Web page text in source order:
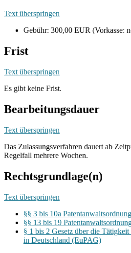
Text überspringen
Gebühr: 300,00 EUR (Vorkasse:
Frist
Text überspringen
Es gibt keine Frist.
Bearbeitungsdauer
Text überspringen
Das Zulassungsverfahren dauert ab
Regelfall mehrere Wochen.
Rechtsgrundlage(n)
Text überspringen
§§ 3 bis 10a
§§ 13 bis 19
§ 1 bis 2 Gesetz über die
in Deutschland (EuPAG)